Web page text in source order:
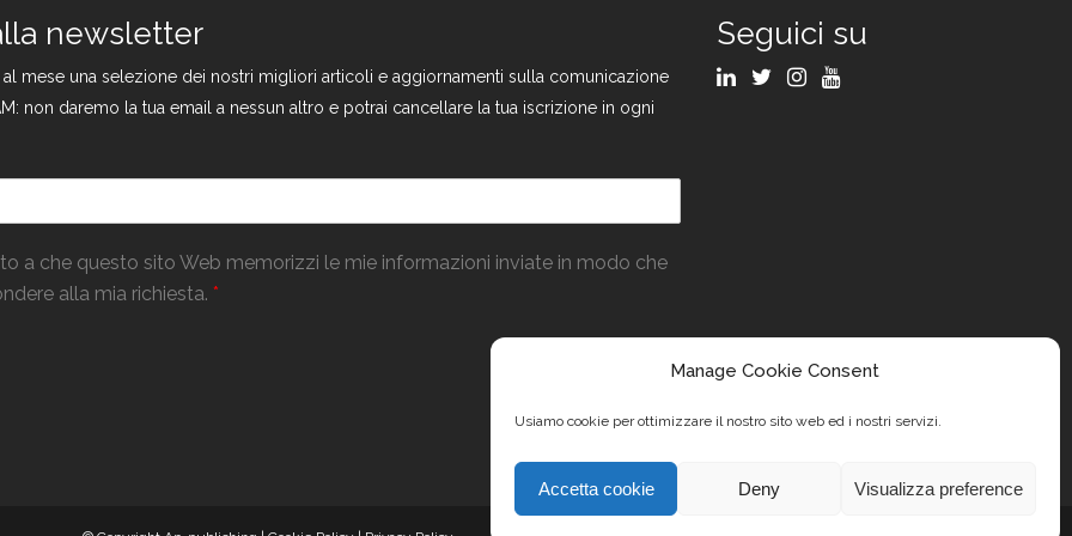
Manage Cookie Consent
Usiamo cookie per ottimizzare il nostro sito web ed i nostri servizi.
Accetta cookie Deny Visualizza preference
newsletter
al mese una selezione dei nostri migliori articoli e aggiornamenti sulla comunicazione
non daremo la tua email a nessun altro e potrai cancellare la tua iscrizione in ogni
a che questo sito Web memorizzi le mie informazioni inviate in modo che
alla mia richiesta. *
Seguici su